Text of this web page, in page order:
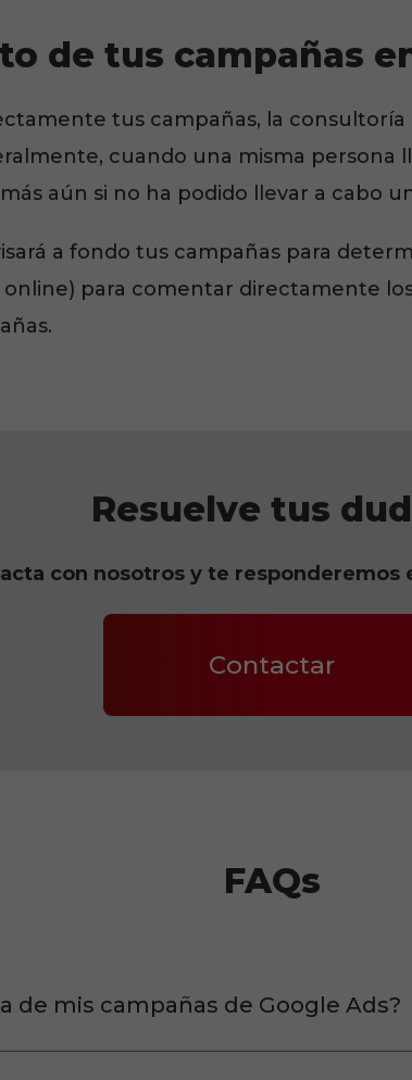
de tus campañas
tus campañas, la
cuando una misma
aún si no ha podido llevar a cabo
a fondo tus campañas para
para comentar directamente
Resuelve tus
con nosotros y te responderemos
Contactar
FAQs
de mis campañas de Google Ads?